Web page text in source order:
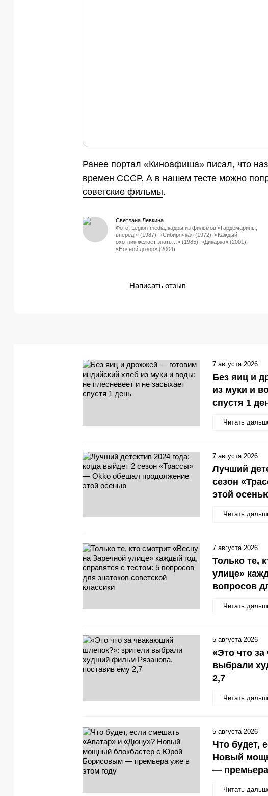
Ранее портал «Киноафиша» писал, что
времен СССР. А в нашем тесте можно
советские фильмы.
Фото: Legion-media, кадры из фильмов «Гардемарины,
вперед!» (1987), «Сибирячка» (1972), «Каждый
охотник желает знать…» (1985), «Дикарка» (2001),
«Ночной дозор» (2004)
Светлана Левкина
Написать отзыв
Без яиц и
из муки и
спустя 1
Читать
7 августа 2026
Лучший
сезон
этой
Читать
7 августа 2026
Только те,
улице»
вопросов
Читать
7 августа 2026
«Это что
выбрали
2,7
Читать
5 августа 2026
Что будет,
Новый
—
Читать
5 августа 2026